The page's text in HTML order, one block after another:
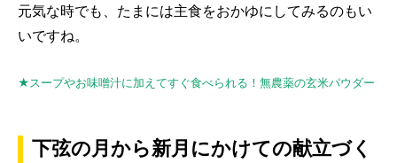
元気な時でも、たまには主食をおかゆにしてみるのもい
いですね。
★スープやお味噌汁に加えてすぐ食べられる！無農薬の玄米パウダー
下弦の月から新月にかけての献立づく